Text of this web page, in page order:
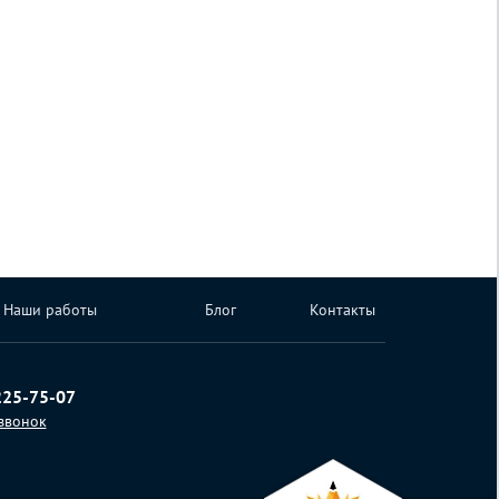
Наши работы Блог Контакты
75-07